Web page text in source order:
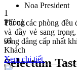
Noa President
Tất cả các phòng đều
và đầy vẻ sang
sống đẳng cấp nhất
Selectum
1
Phòng
04
Khách
Xem chi tiết